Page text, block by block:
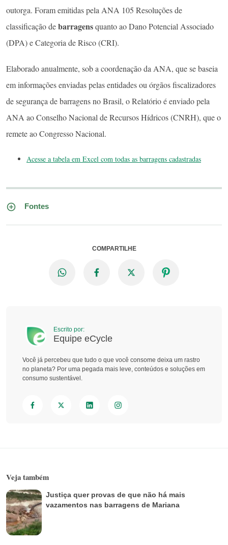
outorga. Foram emitidas pela ANA 105 Resoluções de
classificação debarra­gensquanto ao Dano Potencial Associado
(DPA) e Categoria de Risco (CRI).
Elaborado anual­mente, sob a coordenação da ANA, que se baseia
em informações enviadas pelas entidades ou órgãos fiscalizadores
de segurança de barragens no Brasil, o Relatório é enviado pela
ANA ao Conselho Nacional de Recur­sos Hídricos (CNRH), que o
remete ao Congresso Nacional.
Acesse a tabela em Excel com todas as barragens cadastradas
Fontes
COMPARTILHE
Escrito por:
Equipe eCycle
Você já percebeu que tudo o que você consome deixa um rastro
no planeta? Por uma pegada mais leve, conteúdos e soluções em
consumo sustentável.
Veja também
Justiça quer provas de que não há mais
vazamentos nas barragens de Mariana